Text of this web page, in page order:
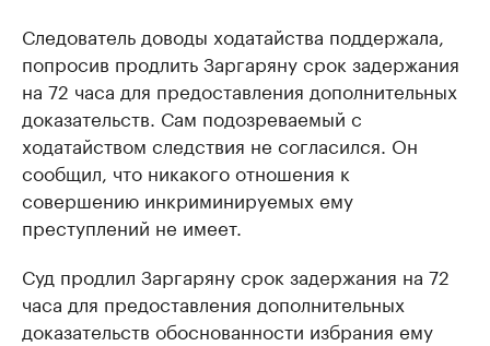
Следователь доводы ходатайства поддержала,
попросив продлить Заргаряну срок задержания
на 72 часа для предоставления дополнительных
доказательств. Сам подозреваемый с
ходатайством следствия не согласился. Он
сообщил, что никакого отношения к
совершению инкриминируемых ему
преступлений не имеет.
Суд продлил Заргаряну срок задержания на 72
часа для предоставления дополнительных
доказательств обоснованности избрания ему